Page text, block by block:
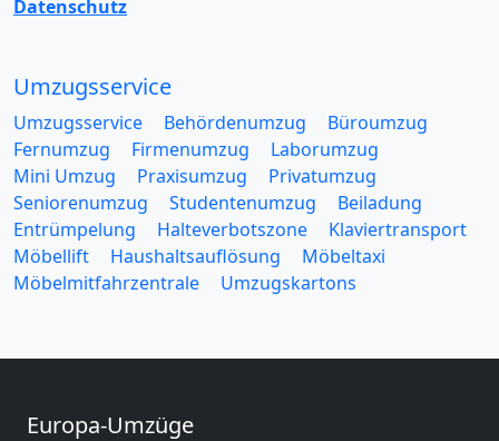
Datenschutz
Umzugsservice
Umzugsservice Behördenumzug
Büroumzug
Fernumzug
Firmenumzug
Laborumzug
Mini Umzug
Praxisumzug
Privatumzug
Seniorenumzug
Studentenumzug
Beiladung
Entrümpelung
Halteverbotszone
Klaviertransport
Möbellift
Haushaltsauflösung
Möbeltaxi
Möbelmitfahrzentrale
Umzugskartons
Europa-Umzüge